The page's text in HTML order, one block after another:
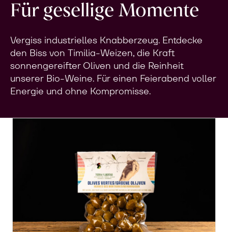
Für gesellige Momente
Vergiss industrielles Knabberzeug. Entdecke
den Biss von Timilia-Weizen, die Kraft
sonnengereifter Oliven und die Reinheit
unserer Bio-Weine. Für einen Feierabend voller
Energie und ohne Kompromisse.